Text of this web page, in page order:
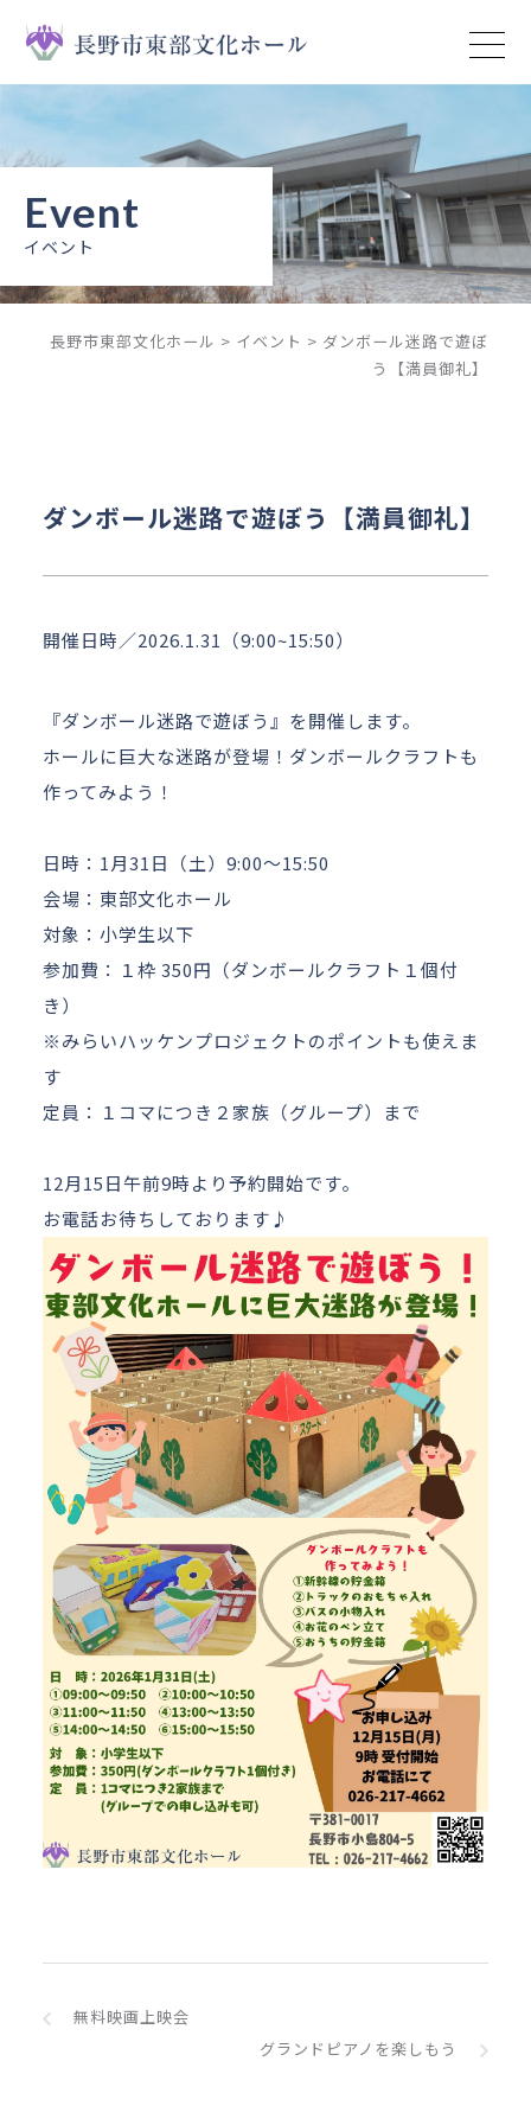
予約状況
アクセス
イベント
長野市東部文化ホール > イベント > ダンボール迷路で遊ぼ
う【満員御礼】
ダンボール迷路で遊ぼう【満員御礼】
開催日時／2026.1.31（9:00~15:50）
『ダンボール迷路で遊ぼう』を開催します。
ホールに巨大な迷路が登場！ダンボールクラフトも
作ってみよう！
日時：1月31日（土）9:00～15:50
会場：東部文化ホール
対象：小学生以下
参加費：１枠 350円（ダンボールクラフト１個付
き）
※みらいハッケンプロジェクトのポイントも使えま
す
定員：１コマにつき２家族（グループ）まで
12月15日午前9時より予約開始です。
お電話お待ちしております♪
無料映画上映会
グランドピアノを楽しもう